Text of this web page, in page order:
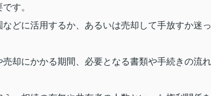
す。
どに活用するか、あるいは売却して手放すか迷っ
却にかかる期間、必要となる書類や手続きの流れ